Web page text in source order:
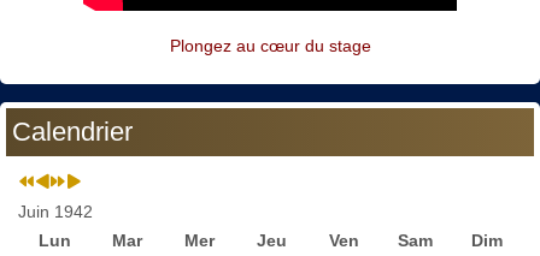
Plongez au cœur du stage
Calendrier
Juin 1942
Lun
Mar Mer Jeu Ven Sam
Dim